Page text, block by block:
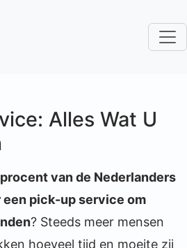
Alles Wat U
van de Nederlanders
pick-up service om
? Steeds meer mensen
hoeveel tijd en moeite zij